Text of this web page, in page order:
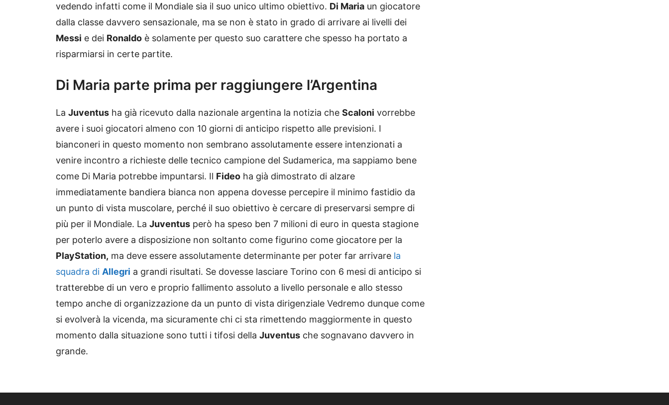
vedendo infatti come il Mondiale sia il suo unico ultimo obiettivo. Di Maria un giocatore
dalla classe davvero sensazionale, ma se non è stato in grado di arrivare ai livelli dei
Messi e dei Ronaldo è solamente per questo suo carattere che spesso ha portato a
risparmiarsi in certe partite.
Di Maria parte prima per raggiungere l’Argentina
La Juventus ha già ricevuto dalla nazionale argentina la notizia che Scaloni vorrebbe
avere i suoi giocatori almeno con 10 giorni di anticipo rispetto alle previsioni. I
bianconeri in questo momento non sembrano assolutamente essere intenzionati a
venire incontro a richieste delle tecnico campione del Sudamerica, ma sappiamo bene
come Di Maria potrebbe impuntarsi. Il Fideo ha già dimostrato di alzare
immediatamente bandiera bianca non appena dovesse percepire il minimo fastidio da
un punto di vista muscolare, perché il suo obiettivo è cercare di preservarsi sempre di
più per il Mondiale. La Juventus però ha speso ben 7 milioni di euro in questa stagione
per poterlo avere a disposizione non soltanto come figurino come giocatore per la
PlayStation, ma deve essere assolutamente determinante per poter far arrivare la
squadra di Allegri a grandi risultati. Se dovesse lasciare Torino con 6 mesi di anticipo si
tratterebbe di un vero e proprio fallimento assoluto a livello personale e allo stesso
tempo anche di organizzazione da un punto di vista dirigenziale Vedremo dunque come
si evolverà la vicenda, ma sicuramente chi ci sta rimettendo maggiormente in questo
momento dalla situazione sono tutti i tifosi della Juventus che sognavano davvero in
grande.